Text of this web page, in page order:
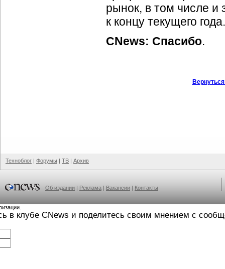
рынок, в том числе и
к концу текущего года.
CNews: Спасибо.
Техноблог | Форумы | ТВ | Архив
Об издании | Реклама | Вакансии | Контакты
в клубе CNews и поделитесь своим мнением с